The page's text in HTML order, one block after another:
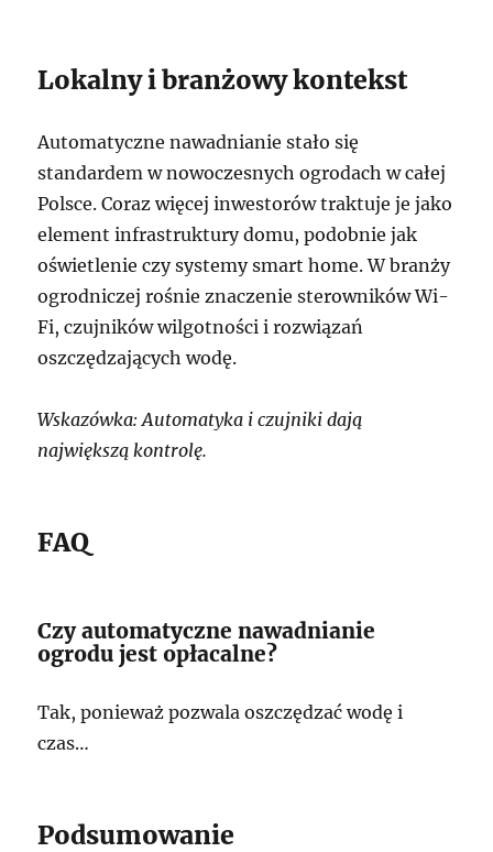
Lokalny i branżowy kontekst
Automatyczne nawadnianie stało się
standardem w nowoczesnych ogrodach w całej
Polsce. Coraz więcej inwestorów traktuje je jako
element infrastruktury domu, podobnie jak
oświetlenie czy systemy smart home. W branży
ogrodniczej rośnie znaczenie sterowników Wi-
Fi, czujników wilgotności i rozwiązań
oszczędzających wodę.
Wskazówka: Automatyka i czujniki dają
największą kontrolę.
FAQ
Czy automatyczne nawadnianie
ogrodu jest opłacalne?
Tak, ponieważ pozwala oszczędzać wodę i
czas…
Podsumowanie